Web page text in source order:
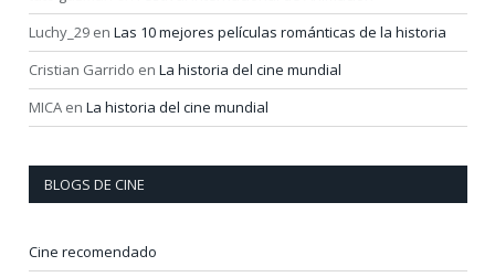
Luchy_29 en Las 10 mejores películas románticas de la historia
Cristian Garrido en La historia del cine mundial
MICA en La historia del cine mundial
BLOGS DE CINE
Cine recomendado